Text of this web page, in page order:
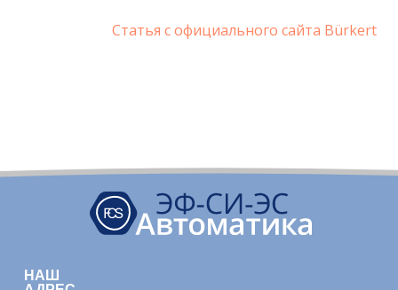
Статья с официального сайта Bürkert
НАШ